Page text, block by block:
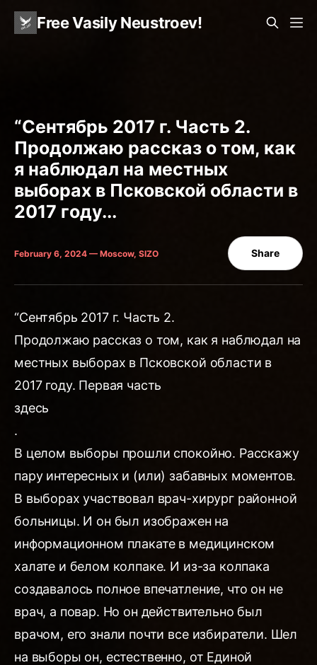
Free Vasily Neustroev!
“Сентябрь 2017 г. Часть 2.
Продолжаю рассказ о том, как
я наблюдал на местных
выборах в Псковской области в
2017 году...
February 6, 2024 — Moscow, SIZO Share
“Сентябрь 2017 г. Часть 2.
Продолжаю рассказ о том, как я наблюдал на
местных выборах в Псковской области в
2017 году. Первая часть
здесь
.
В целом выборы прошли спокойно. Расскажу
пару интересных и (или) забавных моментов.
В выборах участвовал врач-хирург районной
больницы. И он был изображен на
информационном плакате в медицинском
халате и белом колпаке. И из-за колпака
создавалось полное впечатление, что он не
врач, а повар. Но он действительно был
врачом, его знали почти все избиратели. Шел
на выборы он, естественно, от Единой